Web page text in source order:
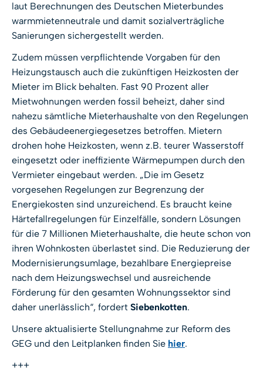
laut Berechnungen des Deutschen Mieterbundes
warmmietenneutrale und damit sozialverträgliche
Sanierungen sichergestellt werden.
Zudem müssen verpflichtende Vorgaben für den
Heizungstausch auch die zukünftigen Heizkosten der
Mieter im Blick behalten. Fast 90 Prozent aller
Mietwohnungen werden fossil beheizt, daher sind
nahezu sämtliche Mieterhaushalte von den Regelungen
des Gebäudeenergiegesetzes betroffen. Mietern
drohen hohe Heizkosten, wenn z.B. teurer Wasserstoff
eingesetzt oder ineffiziente Wärmepumpen durch den
Vermieter eingebaut werden. „Die im Gesetz
vorgesehen Regelungen zur Begrenzung der
Energiekosten sind unzureichend. Es braucht keine
Härtefallregelungen für Einzelfälle, sondern Lösungen
für die 7 Millionen Mieterhaushalte, die heute schon von
ihren Wohnkosten überlastet sind. Die Reduzierung der
Modernisierungsumlage, bezahlbare Energiepreise
nach dem Heizungswechsel und ausreichende
Förderung für den gesamten Wohnungssektor sind
daher unerlässlich“, fordert Siebenkotten.
Unsere aktualisierte Stellungnahme zur Reform des
GEG und den Leitplanken finden Sie hier.
+++